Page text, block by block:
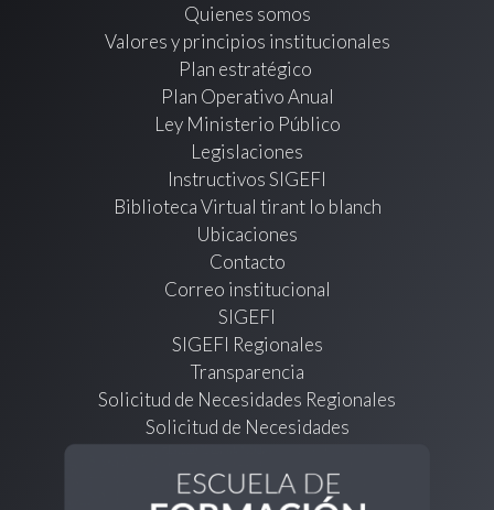
Quienes somos
Valores y principios institucionales
Plan estratégico
Plan Operativo Anual
Ley Ministerio Público
Legislaciones
Instructivos SIGEFI
Biblioteca Virtual tirant lo blanch
Ubicaciones
Contacto
Correo institucional
SIGEFI
SIGEFI Regionales
Transparencia
Solicitud de Necesidades Regionales
Solicitud de Necesidades